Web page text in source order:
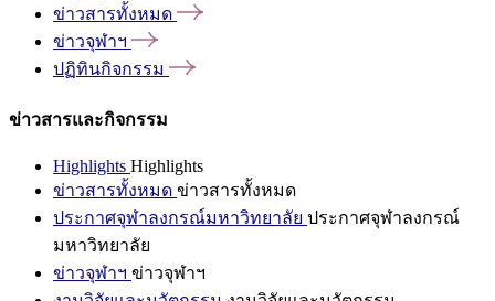
ข่าวสารทั้งหมด
ข่าวจุฬาฯ
ปฏิทินกิจกรรม
ข่าวสารและกิจกรรม
Highlights Highlights
ข่าวสารทั้งหมด ข่าวสารทั้งหมด
ประกาศจุฬาลงกรณ์มหาวิทยาลัย ประกาศจุฬาลงกรณ์
มหาวิทยาลัย
ข่าวจุฬาฯ ข่าวจุฬาฯ